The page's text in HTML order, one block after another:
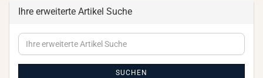
Ihre erweiterte Artikel Suche
Ihre
erweiterte
SUCHEN